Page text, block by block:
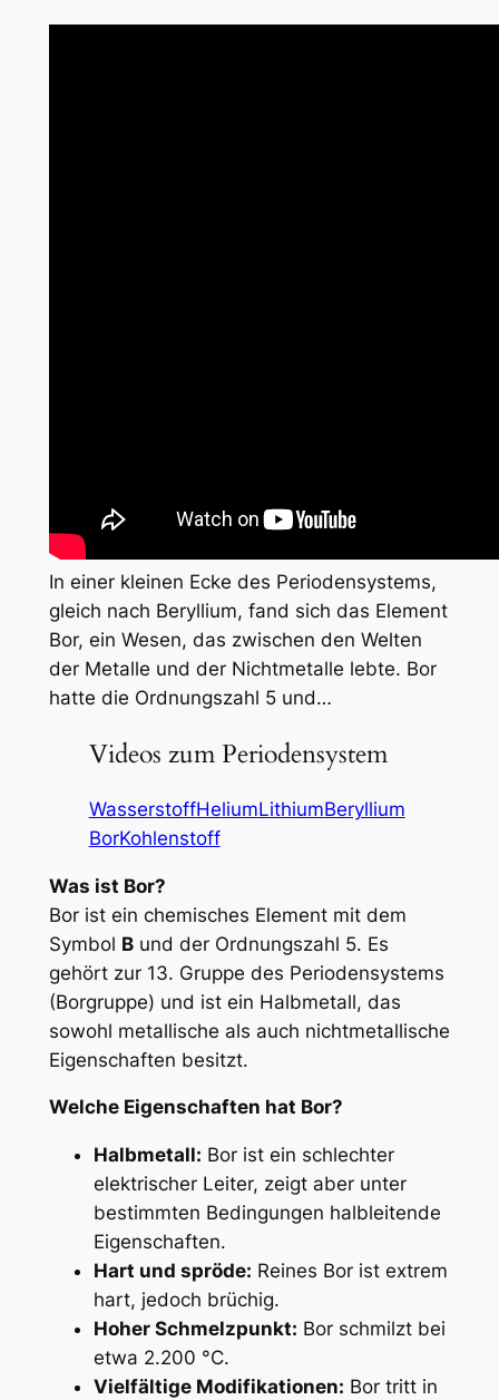
In einer kleinen Ecke des Periodensystems,
gleich nach Beryllium, fand sich das Element
Bor, ein Wesen, das zwischen den Welten
der Metalle und der Nichtmetalle lebte. Bor
hatte die Ordnungszahl 5 und…
Videos zum Periodensystem
WasserstoffHeliumLithiumBeryllium
BorKohlenstoff
Was ist Bor?
Bor ist ein chemisches Element mit dem
Symbol Bund der Ordnungszahl 5. Es
gehört zur 13. Gruppe des Periodensystems
(Borgruppe) und ist ein Halbmetall, das
sowohl metallische als auch nichtmetallische
Eigenschaften besitzt.
Welche Eigenschaften hat Bor?
Halbmetall: Bor ist ein schlechter
elektrischer Leiter, zeigt aber unter
bestimmten Bedingungen halbleitende
Eigenschaften.
Hart und spröde: Reines Bor ist extrem
hart, jedoch brüchig.
Hoher Schmelzpunkt: Bor schmilzt bei
etwa 2.200 °C.
Vielfältige Modifikationen: Bor tritt in